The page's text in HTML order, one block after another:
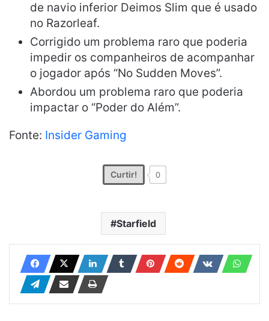
de navio inferior Deimos Slim que é usado
no Razorleaf.
Corrigido um problema raro que poderia
impedir os companheiros de acompanhar
o jogador após “No Sudden Moves”.
Abordou um problema raro que poderia
impactar o “Poder do Além”.
Fonte: Insider Gaming
Curtir! 0
Starfield